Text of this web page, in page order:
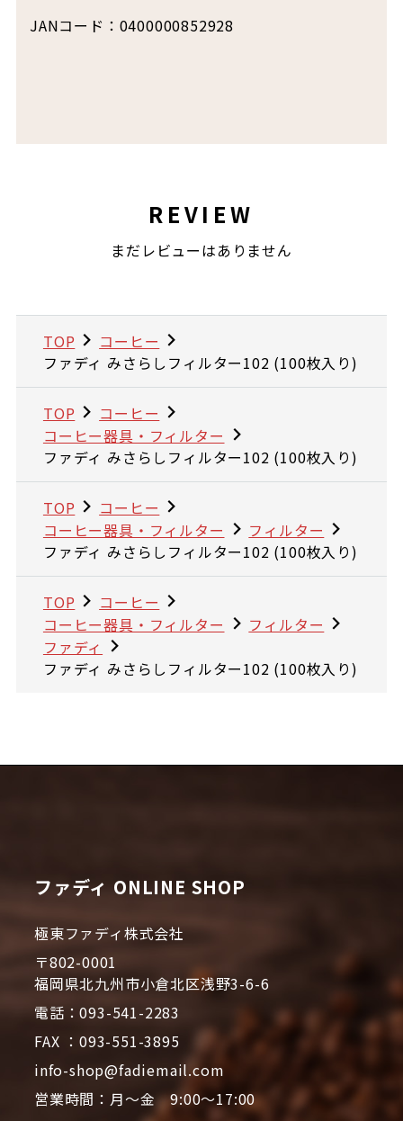
JANコード：0400000852928
REVIEW
まだレビューはありません
TOP
コーヒー
ファディ みさらしフィルター102 (100枚入り)
TOP
コーヒー
コーヒー器具・フィルター
ファディ みさらしフィルター102 (100枚入り)
TOP
コーヒー
コーヒー器具・フィルター
フィルター
ファディ みさらしフィルター102 (100枚入り)
TOP
コーヒー
コーヒー器具・フィルター
フィルター
ファディ
ファディ みさらしフィルター102 (100枚入り)
ファディ ONLINE SHOP
極東ファディ株式会社
〒802-0001
福岡県北九州市小倉北区浅野3-6-6
電話：093-541-2283
FAX ：093-551-3895
info-shop@fadiemail.com
営業時間：月～金 9:00～17:00